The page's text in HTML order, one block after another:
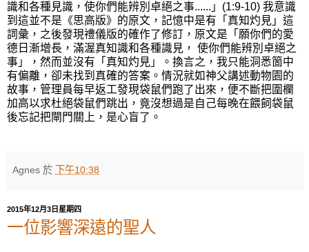
識和各種見識，使你們能辨別卓絕之事......」(1:9-10) 我意識
到這並不是《思高版》的原文，記憶中是有「真知灼見」這
詞彙，之後發現禮儀版的確作了修訂，原文是「願你們的愛
德日漸增長，滿渥真知識和各種識見， 使你們能辨別卓絕之
事」，然而並沒有「真知灼見」。換言之，我只能洞悉箇中
有偏離，卻未找到真確的答案。情況就如神父講述動物園的
故事，管理員每早返工發現袋鼠們跑了出來，便不斷把圍欄
加高以求杜絕袋鼠們跳出，竟沒想過是自己每晚在餵飼袋鼠
後忘記把閘門關上，是心盲了。
Agnes 於 下午10:38
2015年12月3日星期四
一位影響深遠的聖人